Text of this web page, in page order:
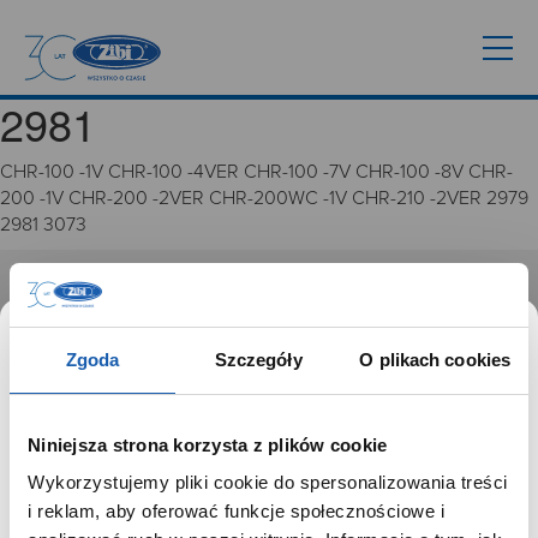
Zgoda Szczegóły O plikach cookies
Niniejsza strona korzysta z plików cookie
Wykorzystujemy pliki cookie do spersonalizowania treści
i reklam, aby oferować funkcje społecznościowe i
2981
CHR-100 -1V CHR-100 -4VER CHR-100 -7V CHR-100 -8V CHR-
200 -1V CHR-200 -2VER CHR-200WC -1V CHR-210 -2VER 2979
2981 3073
GRUPA ZIBI
Historia
Kariera
Zgoda na ciasteczka
SZANOWNY UŻYTKOWNIKU,